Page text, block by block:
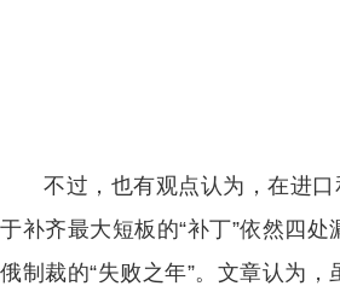
不过，也有观点认为，在进
于补齐最大短板的“补丁”依然四
俄制裁的“失败之年”。文章认为